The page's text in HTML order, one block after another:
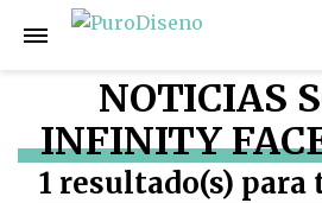
NOTICIAS
INFINITY
1 resultado(s) para